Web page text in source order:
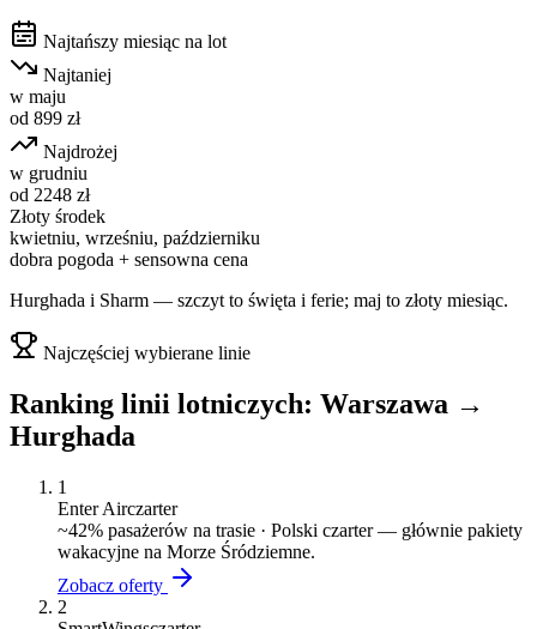
Najtańszy miesiąc na lot
Najtaniej
w maju
od 899 zł
Najdrożej
w grudniu
od 2248 zł
Złoty środek
kwietniu, wrześniu, październiku
dobra pogoda + sensowna cena
Hurghada i Sharm — szczyt to święta i ferie; maj to złoty miesiąc.
Najczęściej wybierane linie
Ranking linii lotniczych: Warszawa →
Hurghada
1
Enter Airczarter
~42% pasażerów na trasie · Polski czarter — głównie pakiety
wakacyjne na Morze Śródziemne.
Zobacz oferty
2